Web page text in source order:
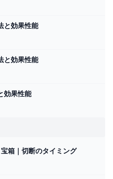
と効果性能
と効果性能
効果性能
箱｜切断のタイミング